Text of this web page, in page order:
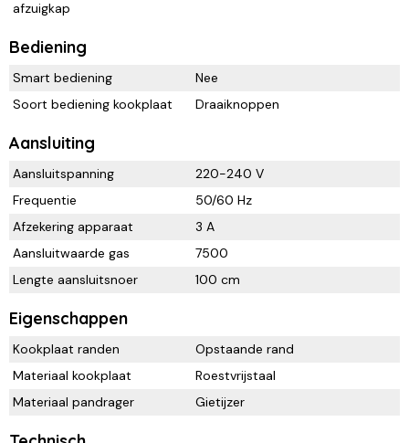
afzuigkap
Bediening
Smart bediening
Nee
Soort bediening kookplaat
Draaiknoppen
Aansluiting
Aansluitspanning
220-240 V
Frequentie
50/60 Hz
Afzekering apparaat
3 A
Aansluitwaarde gas
7500
Lengte aansluitsnoer
100 cm
Eigenschappen
Kookplaat randen
Opstaande rand
Materiaal kookplaat
Roestvrijstaal
Materiaal pandrager
Gietijzer